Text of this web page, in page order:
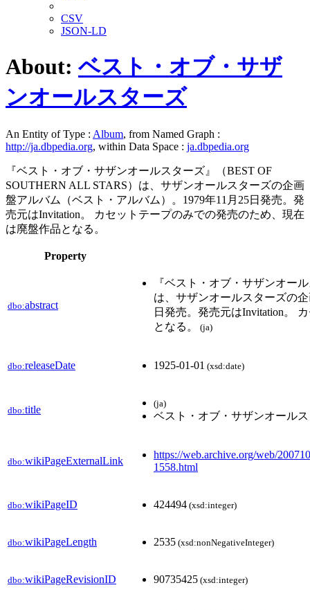
CSV
JSON-LD
About: ベスト・オブ・サザ
ンオールスターズ
An Entity of Type : Album, from Named Graph :
http://ja.dbpedia.org, within Data Space : ja.dbpedia.org
『ベスト・オブ・サザンオールスターズ』（BEST OF
SOUTHERN ALL STARS）は、サザンオールスターズの企画
盤アルバム（ベスト・アルバム）。1979年11月25日発売。発
売元はInvitation。 カセットテープのみでの発売のため、現在
は廃盤作品となる。
Property
dbo:abstract
『ベスト・オブ・サザンオー
は、サザンオールスターズの
日発売。発売元はInvitation。
となる。
(ja)
dbo:releaseDate 1925-01-01 (xsd:date)
dbo:title
(ja)
ベスト・オブ・サザンオール
dbo:wikiPageExternalLink
https://web.archive.org/web/
1558.html
dbo:wikiPageID 424494 (xsd:integer)
dbo:wikiPageLength 2535 (xsd:nonNegativeInteger)
dbo:wikiPageRevisionID 90735425 (xsd:integer)